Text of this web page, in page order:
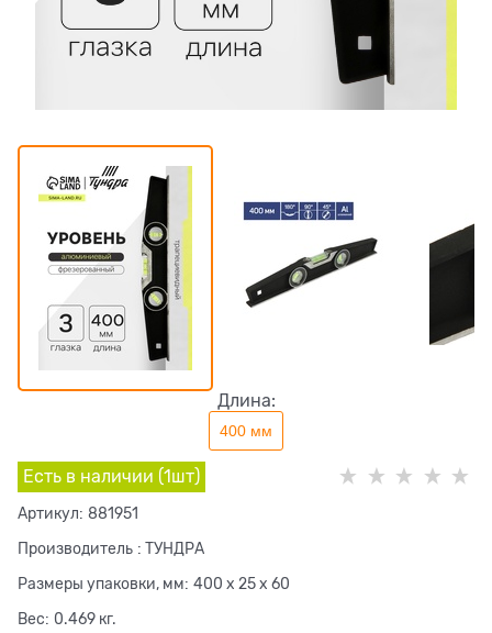
Длина:
400 мм
Есть в наличии (1шт)
Артикул: 881951
Производитель : ТУНДРА
Размеры упаковки, мм: 400 x 25 x 60
Вес: 0.469 кг.